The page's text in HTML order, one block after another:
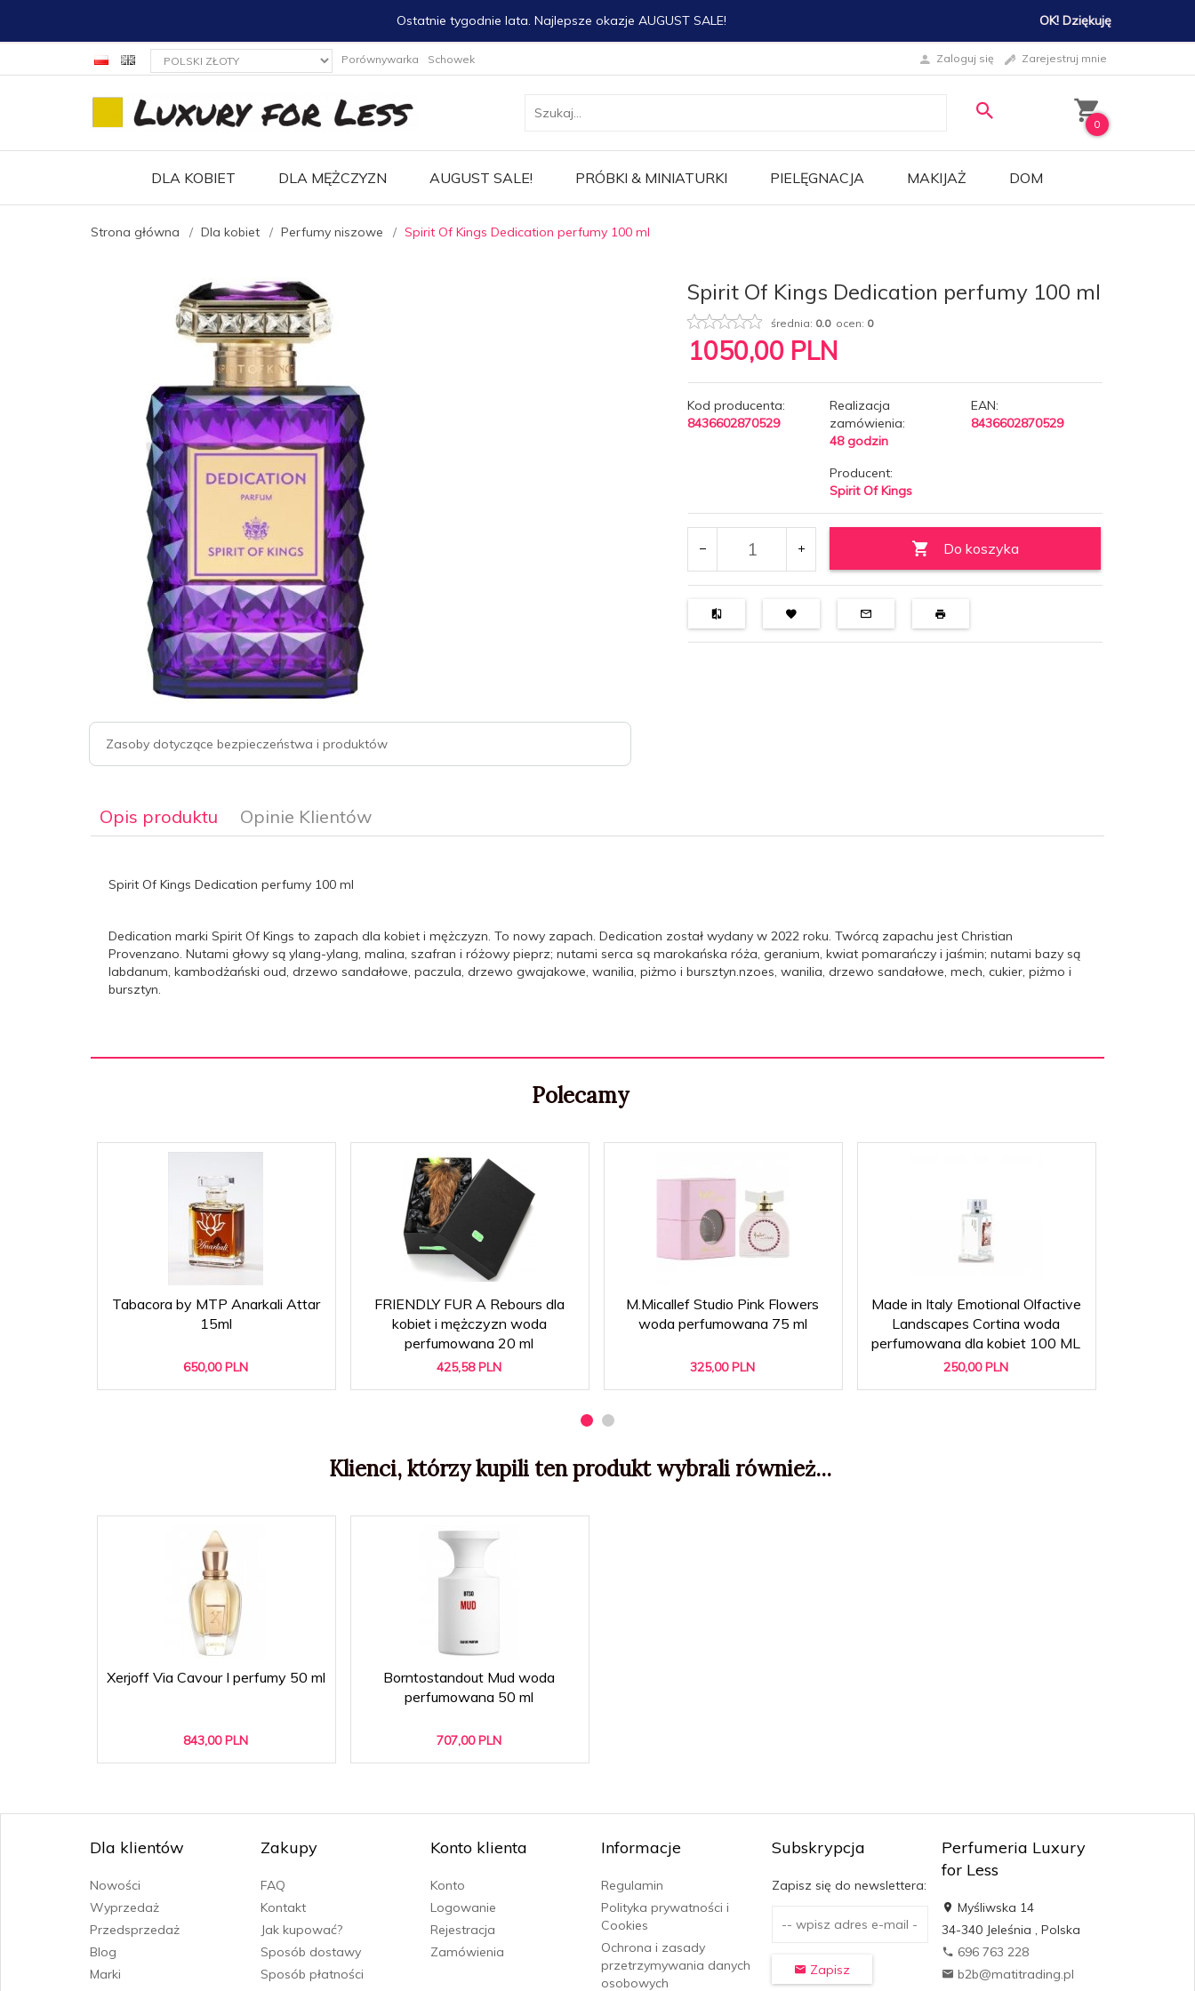
Ostatnie tygodnie lata. Najlepsze okazje AUGUST SALE! OK! Dziękuję
currency_h Porównywarka Schowek Zaloguj się Zarejestruj mnie
0
DLA KOBIET DLA MĘŻCZYZN AUGUST SALE! PRÓBKI & MINIATURKI PIELĘGNACJA MAKIJAŻ DOM
Strona główna Dla kobiet Perfumy niszowe Spirit Of Kings Dedication perfumy 100 ml
Zasoby dotyczące bezpieczeństwa i produktów
Spirit Of Kings Dedication perfumy 100 ml
średnia: 0.0ocen: 0
1050,00 PLN
Kod producenta:
8436602870529
Realizacja
zamówienia:
48 godzin
EAN:
8436602870529
Producent:
Spirit Of Kings
Do koszyka
Opis produktu Opinie Klientów
Spirit Of Kings Dedication perfumy 100 ml
Dedication marki Spirit Of Kings to zapach dla kobiet i mężczyzn. To nowy zapach. Dedication został wydany w 2022 roku. Twórcą zapachu jest Christian
Provenzano. Nutami głowy są ylang-ylang, malina, szafran i różowy pieprz; nutami serca są marokańska róża, geranium, kwiat pomarańczy i jaśmin; nutami bazy są
labdanum, kambodżański oud, drzewo sandałowe, paczula, drzewo gwajakowe, wanilia, piżmo i bursztyn.nzoes, wanilia, drzewo sandałowe, mech, cukier, piżmo i
bursztyn.
Polecamy
Tabacora by MTP Anarkali Attar
15ml
650,00 PLN
FRIENDLY FUR A Rebours dla
kobiet i mężczyzn woda
perfumowana 20 ml
425,58 PLN
M.Micallef Studio Pink Flowers
woda perfumowana 75 ml
325,00 PLN
Made in Italy Emotional Olfactive
Landscapes Cortina woda
perfumowana dla kobiet 100 ML
250,00 PLN
Klienci, którzy kupili ten produkt wybrali również...
Xerjoff Via Cavour I perfumy 50 ml
843,00 PLN
Borntostandout Mud woda
perfumowana 50 ml
707,00 PLN
Dla klientów
Nowości
Wyprzedaż
Przedsprzedaż
Blog
Marki
Zakupy
FAQ
Kontakt
Jak kupować?
Sposób dostawy
Sposób płatności
Konto klienta
Konto
Logowanie
Rejestracja
Zamówienia
Informacje
Regulamin
Polityka prywatności i
Cookies
Ochrona i zasady
przetrzymywania danych
osobowych
Subskrypcja
Zapisz się do newslettera:
Zapisz
Perfumeria Luxury
for Less
Myśliwska 14
34-340 Jeleśnia,Polska
696 763 228
b2b@matitrading.pl